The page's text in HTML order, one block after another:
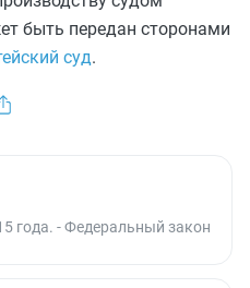
быть передан сторонами
суд.
года. - Федеральный закон